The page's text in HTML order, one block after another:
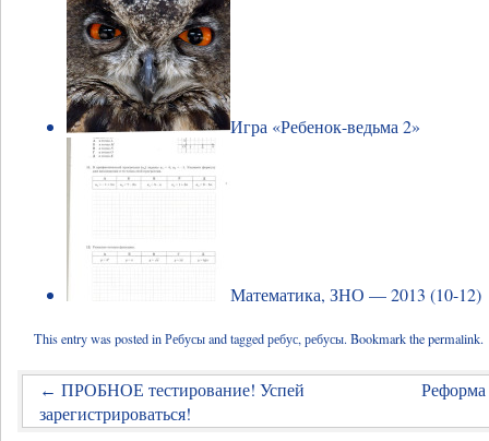
Игра «Ребенок-ведьма 2»
Математика, ЗНО — 2013 (10-12)
This entry was posted inРебусыand taggedребус, ребусы. Bookmark thepermalink.
← ПРОБНОЕ тестирование! Успей
зарегистрироваться!